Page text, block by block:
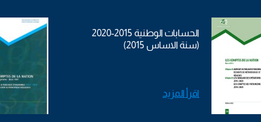
الحسابات الوطنية 2015-2020
(سنة الاساس 2015)
اقرأ المزيد